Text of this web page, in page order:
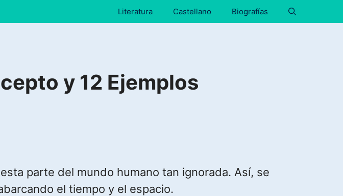
Literatura Castellano Biografías
y 12 Ejemplos
parte del mundo humano tan ignorada. Así, se
el tiempo y el espacio.